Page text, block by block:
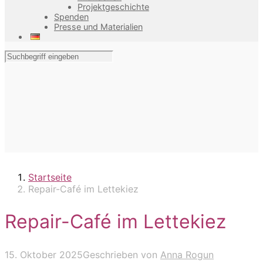
Projektgeschichte
Spenden
Presse und Materialien
Startseite
Repair-Café im Lettekiez
Repair-Café im Lettekiez
15. Oktober 2025Geschrieben von Anna Rogun